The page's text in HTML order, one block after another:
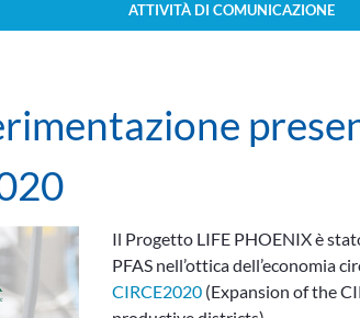
ATTIVITÀ DI COMUNICAZIONE
Il Progetto LIFE PHOENIX è
PFAS nell’ottica dell’economia
CIRCE2020 (Expansion of the